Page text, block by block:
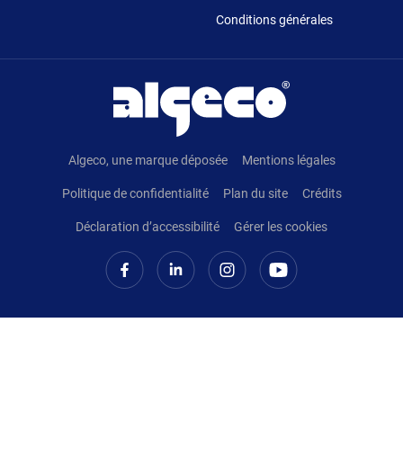
Conditions générales
Algeco, une marque déposée Mentions légales
Politique de confidentialité Plan du site Crédits
Déclaration d’accessibilité Gérer les cookies